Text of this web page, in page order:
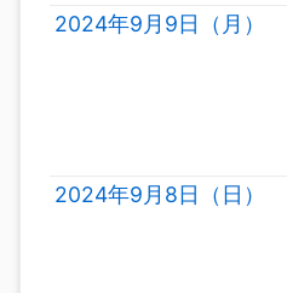
2024年9月9日（月）
2024年9月8日（日）